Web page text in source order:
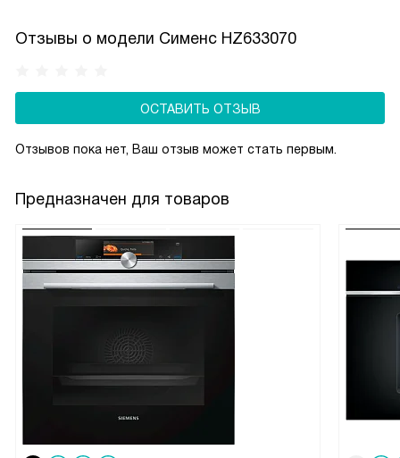
Отзывы о модели Сименс HZ633070
ОСТАВИТЬ ОТЗЫВ
Отзывов пока нет, Ваш отзыв может стать первым.
Предназначен для товаров